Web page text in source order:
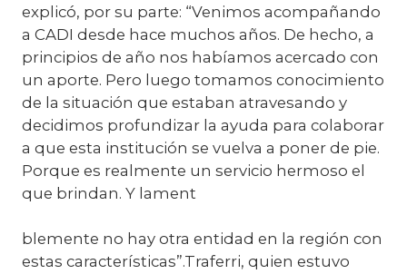
explicó, por su parte: “Venimos acompañando
a CADI desde hace muchos años. De hecho, a
principios de año nos habíamos acercado con
un aporte. Pero luego tomamos conocimiento
de la situación que estaban atravesando y
decidimos profundizar la ayuda para colaborar
a que esta institución se vuelva a poner de pie.
Porque es realmente un servicio hermoso el
que brindan. Y lament
blemente no hay otra entidad en la región con
estas características”.Traferri, quien estuvo